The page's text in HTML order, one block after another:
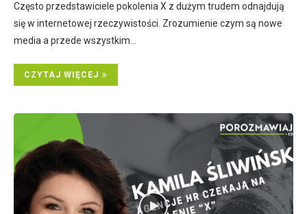
Często przedstawiciele pokolenia X z dużym trudem odnajdują
się w internetowej rzeczywistości. Zrozumienie czym są nowe
media a przede wszystkim…
CZYTAJ WIĘCEJ